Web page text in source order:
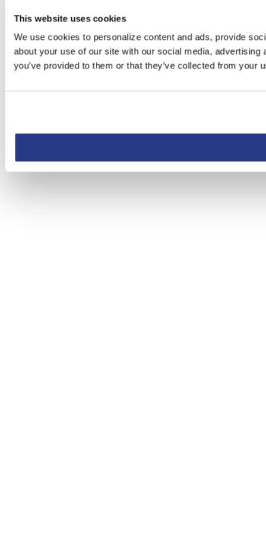
This website uses cookies
We use cookies to personalize content and ads, provide
about your use of our site with our social media,
you’ve provided to them or that they’ve collected from your